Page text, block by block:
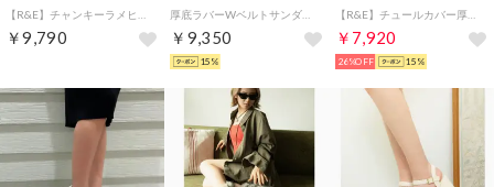
￥9,790 ￥9,350
15%
【R&E】チュールカバー厚底ブーティーサンダル （ブラック）
￥7,920
26%OFF 15%